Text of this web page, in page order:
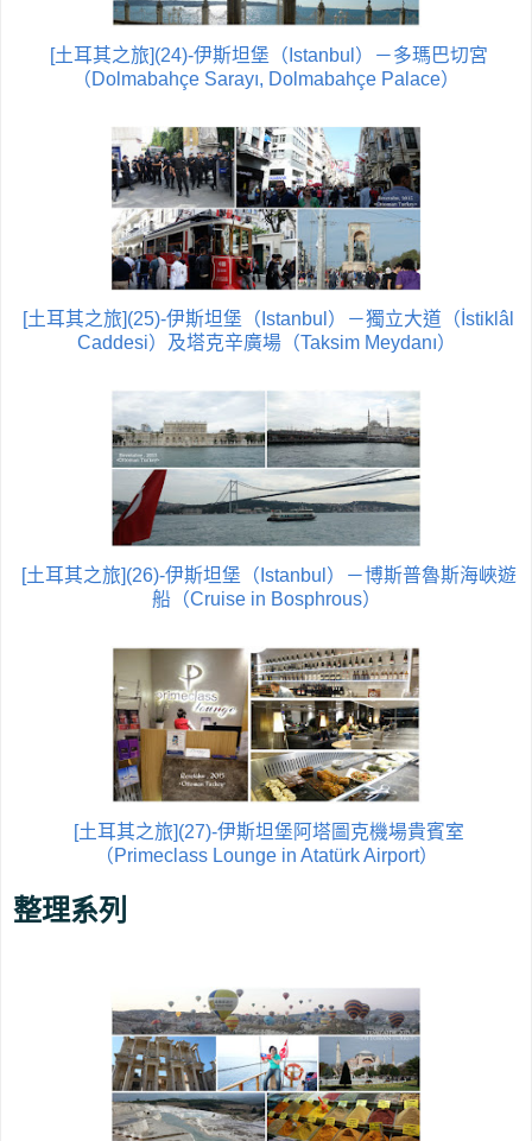
[土耳其之旅](24)-伊斯坦堡（Istanbul）－多瑪巴切宮
（Dolmabahçe Sarayı, Dolmabahçe Palace）
[土耳其之旅](25)-伊斯坦堡（Istanbul）－獨立大道（İstiklâl
Caddesi）及塔克辛廣場（Taksim Meydanı）
[土耳其之旅](26)-伊斯坦堡（Istanbul）－博斯普魯斯海峽遊
船（Cruise in Bosphrous）
[土耳其之旅](27)-伊斯坦堡阿塔圖克機場貴賓室
（Primeclass Lounge in Atatürk Airport）
整理系列